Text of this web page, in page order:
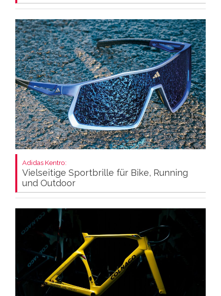
Adidas Kentro:
Vielseitige Sportbrille für Bike, Running
und Outdoor